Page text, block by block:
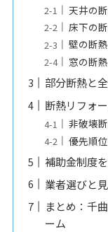
天井の
床下の
壁の断
窓の断
部分断熱と
断熱リフォ
非破壊
優先順
補助金制度
業者選びと
まとめ：千
ーム